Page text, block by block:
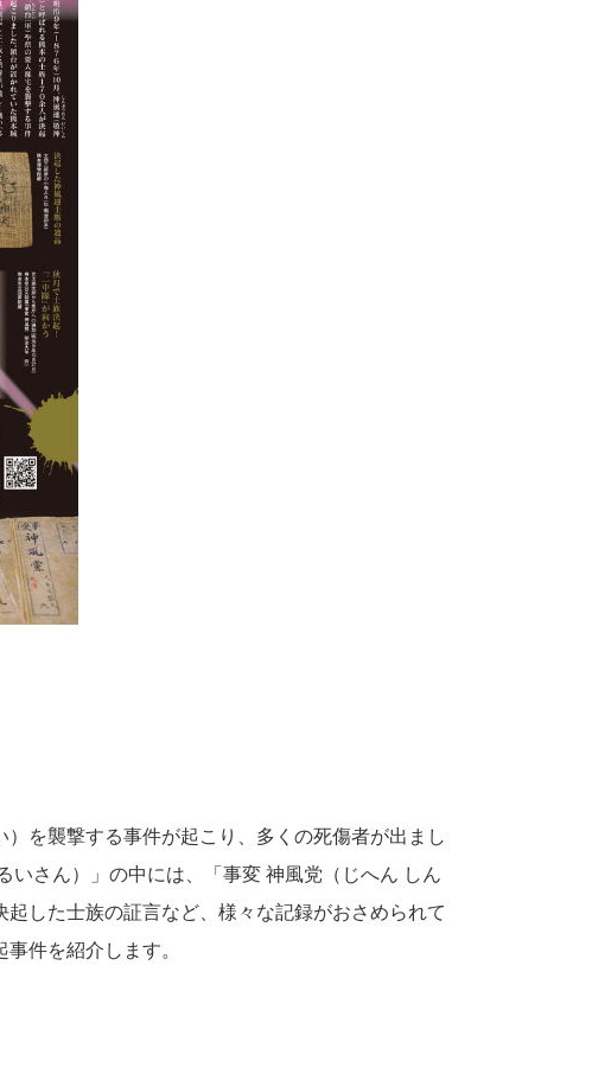
を襲撃する事件が起こり、多くの死傷者が出まし
さん）」の中には、「事変 神風党（じへん しん
した士族の証言など、様々な記録がおさめられて
事件を紹介します。